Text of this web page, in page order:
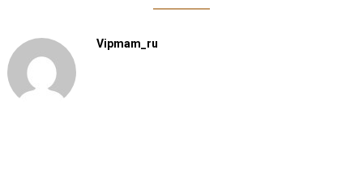
Vipmam_ru